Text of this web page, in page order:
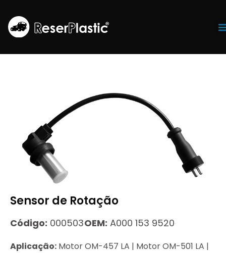
Sensor de Rotação
Código: 000503OEM: A000 153 9520
Aplicação: Motor OM-457 LA | Motor OM-501 LA |